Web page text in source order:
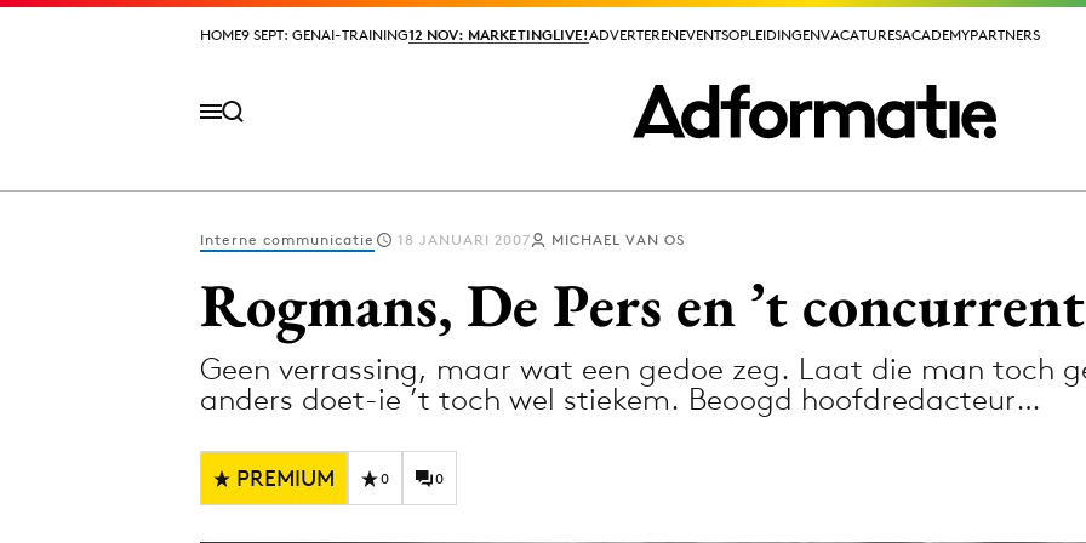
HOME9 SEPT: GENAI-TRAINING12 NOV: MARKETINGLIVE!ADVERTERENEVENTSOPLEIDINGENVACATURESACADEMYPARTNERS
HOME9 SEPT: GENAI-TRAINING12 NOV: MARKETINGLIVE!ADVERTERENEVENTSOPLEIDINGENVACATURESACADEMYPARTNERS
Digital transformation
Diversiteit
Interne communicatie 18 JANUARI 2007 MICHAEL VAN OS
Rogmans, De Pers en ’t
Geen verrassing, maar wat een gedoe zeg. Laat die man toch
anders doet-ie ’t toch wel stiekem. Beoogd hoofdredacteur…
PREMIUM 0 0